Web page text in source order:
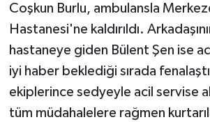
Coşkun Burlu, ambulansla
Hastanesi'ne kaldırıldı.
hastaneye giden Bülent Şen ise
iyi haber beklediği sırada
ekiplerince sedyeyle acil servise
tüm müdahalelere rağmen